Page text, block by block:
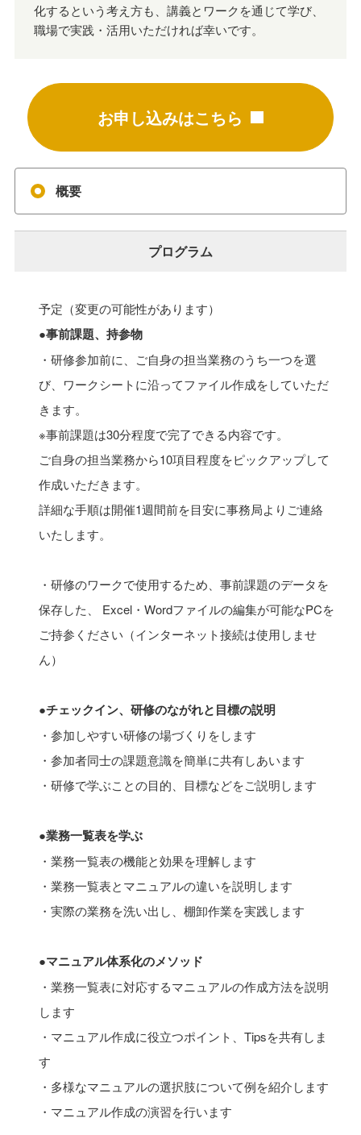
化するという考え方も、講義とワークを通じて学び、
職場で実践・活用いただければ幸いです。
お申し込みはこちら
概要
プログラム
予定（変更の可能性があります）
●事前課題、持参物
・研修参加前に、ご自身の担当業務のうち一つを選
び、ワークシートに沿ってファイル作成をしていただ
きます。
※事前課題は30分程度で完了できる内容です。
ご自身の担当業務から10項目程度をピックアップして
作成いただきます。
詳細な手順は開催1週間前を目安に事務局よりご連絡
いたします。
・研修のワークで使用するため、事前課題のデータを
保存した、 Excel・Wordファイルの編集が可能なPCを
ご持参ください（インターネット接続は使用しませ
ん）
●チェックイン、研修のながれと目標の説明
・参加しやすい研修の場づくりをします
・参加者同士の課題意識を簡単に共有しあいます
・研修で学ぶことの目的、目標などをご説明します
●業務一覧表を学ぶ
・業務一覧表の機能と効果を理解します
・業務一覧表とマニュアルの違いを説明します
・実際の業務を洗い出し、棚卸作業を実践します
●マニュアル体系化のメソッド
・業務一覧表に対応するマニュアルの作成方法を説明
します
・マニュアル作成に役立つポイント、Tipsを共有しま
す
・多様なマニュアルの選択肢について例を紹介します
・マニュアル作成の演習を行います